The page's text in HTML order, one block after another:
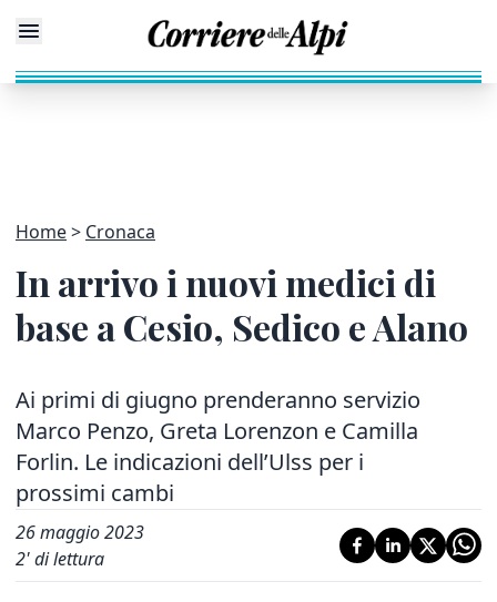
Home Cronaca
In arrivo i nuovi medici di
base a Cesio, Sedico e Alano
Ai primi di giugno prenderanno servizio
Marco Penzo, Greta Lorenzon e Camilla
Forlin. Le indicazioni dell’Ulss per i
prossimi cambi
26 maggio 2023
2' di lettura